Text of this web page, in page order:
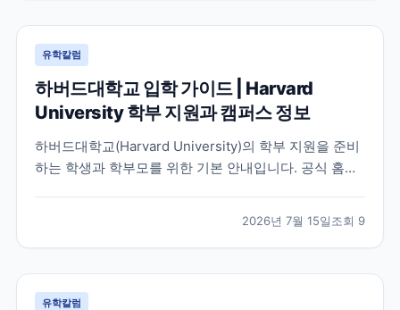
유학칼럼
하버드대학교 입학 가이드 | Harvard
University 학부 지원과 캠퍼스 정보
하버드대학교(Harvard University)의 학부 지원을 준비
하는 학생과 학부모를 위한 기본 안내입니다. 공식 홈페
2026년 7월 15일조회 9
유학칼럼